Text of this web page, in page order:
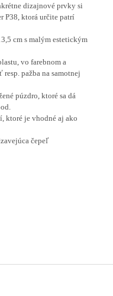
dizajnové prvky si
P38, ktorá určite patrí
cm s malým estetickým
vo farebnom a
pažba na samotnej
púzdro, ktoré sa dá
ktoré je vhodné aj ako
čepeľ